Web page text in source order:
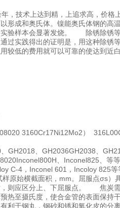
，技术上达到精，上追求高，价格
成和奥氏体。镍能奥氏体钢的高
实验样本会显著发烧。 除锈除锈
过实践得出的证明是，用这种除锈
较低的费用就可以可靠的使达到近白
3160Cr17Ni12Mo2）
GH2018、GH2036GH2038、
、Inconel825、等等
C-4，Inconel 601，Incoloy 825等
始横截面积，mm。屈服点σs）
，则应区分上、下屈服点。 焦炭
热至摄氏度，使合金管的表面保持
利于钢丸，钢砂和锈和氧化皮的分